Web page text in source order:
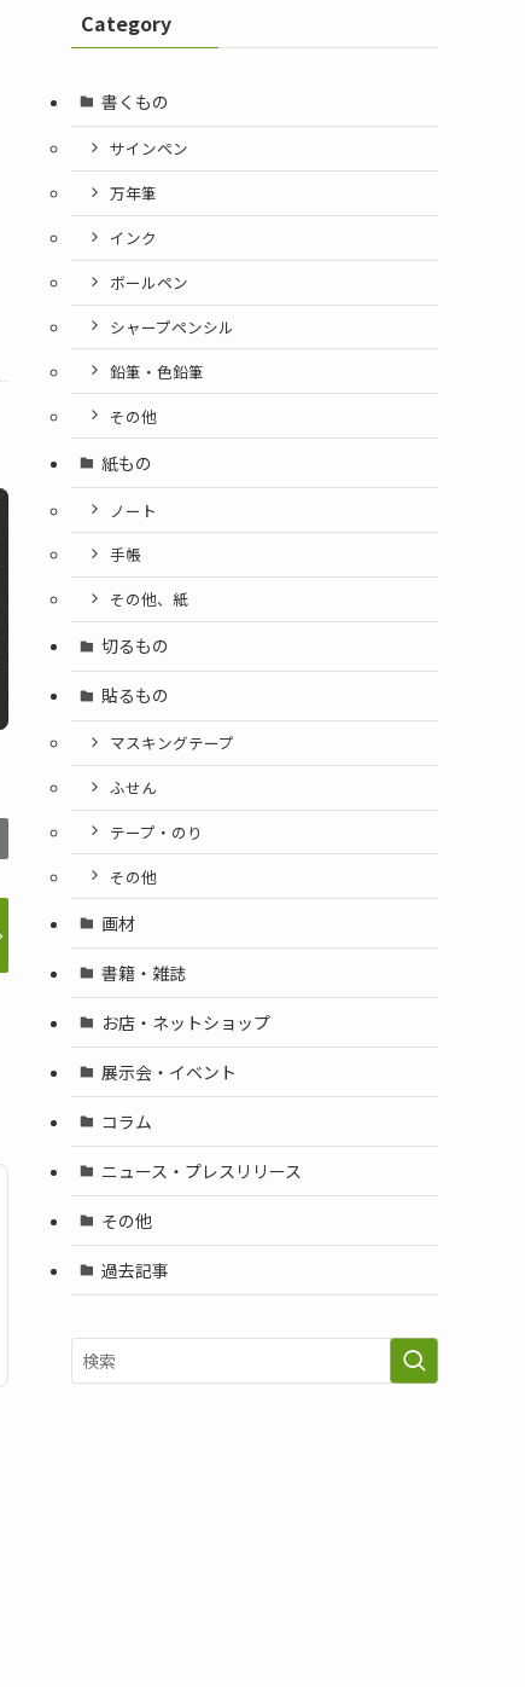
Category
書くもの
サインペン
万年筆
インク
ボールペン
シャープペンシル
鉛筆・色鉛筆
その他
紙もの
ノート
手帳
その他、紙
切るもの
貼るもの
マスキングテープ
ふせん
テープ・のり
その他
画材
書籍・雑誌
お店・ネットショップ
展示会・イベント
コラム
ニュース・プレスリリース
その他
過去記事